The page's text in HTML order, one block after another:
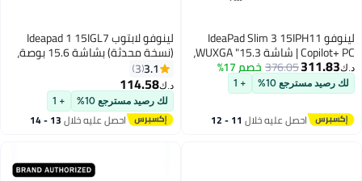
لينوفو IdeaPad Slim 3 15IPH11
Copilot+ PC | شاشة 15.3" WUXGA،
معالج Intel Core Ultra 7 355،
512GB SSD، ويندوز 11
[83UR0053AX]
د.ك‏311.83
376.05خصم 17%
لك رصيد مسترجع 10% + 1
احصل عليه خلال 11 - 12
لينوفو لابتوب Ideapad 1 15IGL7
(نسخة محدثة) بشاشة 15.6 بوصة،
256GB/رسومات Intel HD/نظام
Windows 11 Home
3.1
3
د.ك‏114.58
لك رصيد مسترجع 10% + 1
احصل عليه خلال 13 - 14